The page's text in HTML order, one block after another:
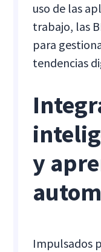
uso de las
trabajo, las
para
tendencias
y
Impulsados